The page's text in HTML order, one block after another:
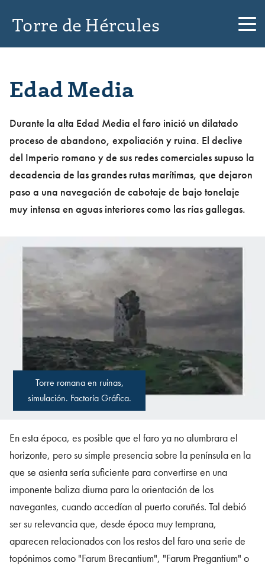
Torre de Hércules
Edad Media
Torre romana en ruinas,
simulación. Factoría Gráfica.
Durante la alta Edad Media el faro inició un dilatado
proceso de abandono, expoliación y ruina. El declive
del Imperio romano y de sus redes comerciales supuso la
decadencia de las grandes rutas marítimas, que dejaron
paso a una navegación de cabotaje de bajo tonelaje
muy intensa en aguas interiores como las rías gallegas.
En esta época, es posible que el faro ya no alumbrara el
horizonte, pero su simple presencia sobre la península en la
que se asienta sería suficiente para convertirse en una
imponente baliza diurna para la orientación de los
navegantes, cuando accedían al puerto coruñés. Tal debió
ser su relevancia que, desde época muy temprana,
aparecen relacionados con los restos del faro una serie de
topónimos como "Farum Brecantium", "Farum Pregantium" o